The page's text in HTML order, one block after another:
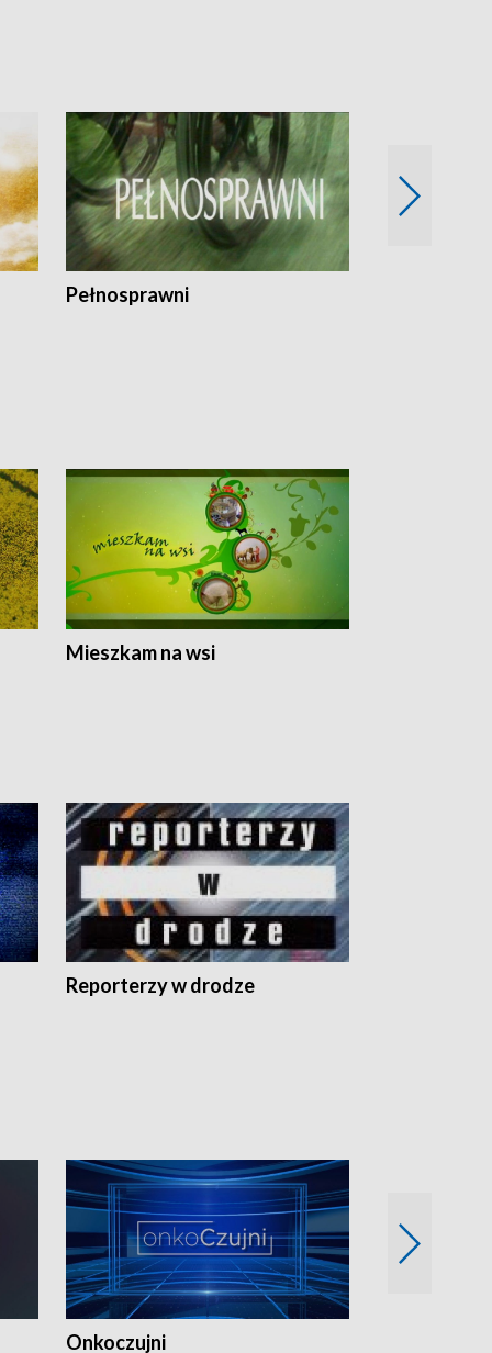
Pełnosprawni
Mieszkam na wsi
Reporterzy w drodze
Onkoczujni